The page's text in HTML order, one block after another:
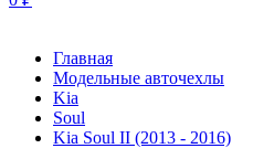
Главная
Модельные авточехлы
Kia
Soul
Kia Soul II (2013 - 2016)